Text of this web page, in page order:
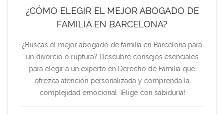
¿CÓMO ELEGIR EL MEJOR ABOGADO DE
FAMILIA EN BARCELONA?
¿Buscas el mejor abogado de familia en Barcelona para
un divorcio o ruptura? Descubre consejos esenciales
para elegir a un experto en Derecho de Familia que
ofrezca atención personalizada y comprenda la
complejidad emocional. ¡Elige con sabiduría!